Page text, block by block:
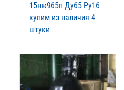
15нж965п Ду65 Ру16
купим из наличия 4
штуки